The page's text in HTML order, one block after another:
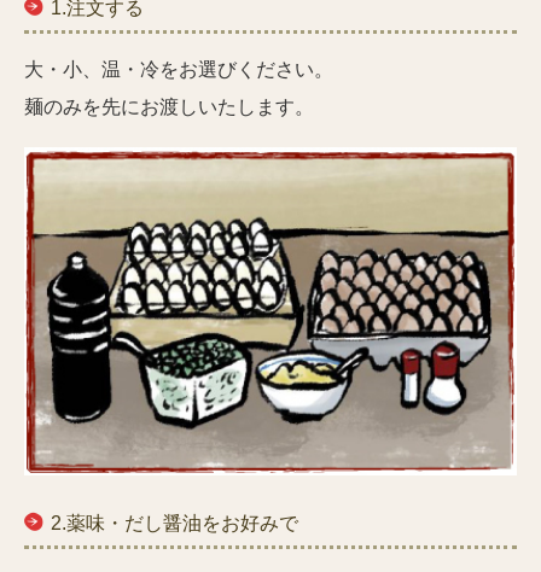
1.注文する
大・小、温・冷をお選びください。
麺のみを先にお渡しいたします。
2.薬味・だし醤油をお好みで